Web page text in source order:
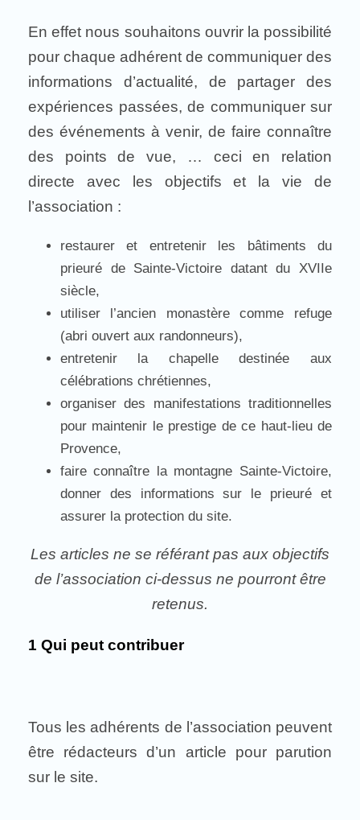
En effet nous souhaitons ouvrir la possibilité
pour chaque adhérent de communiquer des
informations d’actualité, de partager des
expériences passées, de communiquer sur
des événements à venir, de faire connaître
des points de vue, … ceci en relation
directe avec les objectifs et la vie de
l’association :
restaurer et entretenir les bâtiments du
prieuré de Sainte-Victoire datant du XVIIe
siècle,
utiliser l’ancien monastère comme refuge
(abri ouvert aux randonneurs),
entretenir la chapelle destinée aux
célébrations chrétiennes,
organiser des manifestations traditionnelles
pour maintenir le prestige de ce haut-lieu de
Provence,
faire connaître la montagne Sainte-Victoire,
donner des informations sur le prieuré et
assurer la protection du site.
Les articles ne se référant pas aux objectifs
de l’association ci-dessus ne pourront être
retenus.
1 Qui peut contribuer
Tous les adhérents de l’association peuvent
être rédacteurs d’un article pour parution
sur le site.